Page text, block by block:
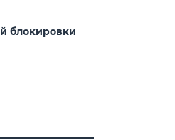
блокировки